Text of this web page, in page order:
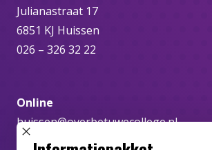
Julianastraat 17
6851 KJ Huissen
026 – 326 32 22
Online
huissen@overbetuwecollege.nl
SLUIT POPUP